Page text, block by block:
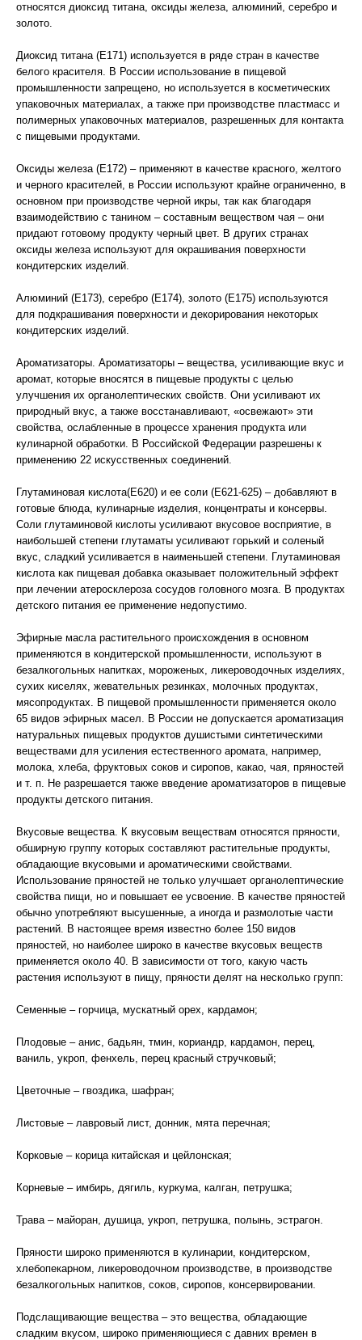
относятся диоксид титана, оксиды железа, алюминий, серебро и
золото.
Диоксид титана (Е171) используется в ряде стран в качестве
белого красителя. В России использование в пищевой
промышленности запрещено, но используется в косметических
упаковочных материалах, а также при производстве пластмасс и
полимерных упаковочных материалов, разрешенных для контакта
с пищевыми продуктами.
Оксиды железа (Е172) – применяют в качестве красного, желтого
и черного красителей, в России используют крайне ограниченно, в
основном при производстве черной икры, так как благодаря
взаимодействию с танином – составным веществом чая – они
придают готовому продукту черный цвет. В других странах
оксиды железа используют для окрашивания поверхности
кондитерских изделий.
Алюминий (Е173), серебро (Е174), золото (Е175) используются
для подкрашивания поверхности и декорирования некоторых
кондитерских изделий.
Ароматизаторы. Ароматизаторы – вещества, усиливающие вкус и
аромат, которые вносятся в пищевые продукты с целью
улучшения их органолептических свойств. Они усиливают их
природный вкус, а также восстанавливают, «освежают» эти
свойства, ослабленные в процессе хранения продукта или
кулинарной обработки. В Российской Федерации разрешены к
применению 22 искусственных соединений.
Глутаминовая кислота(Е620) и ее соли (Е621-625) – добавляют в
готовые блюда, кулинарные изделия, концентраты и консервы.
Соли глутаминовой кислоты усиливают вкусовое восприятие, в
наибольшей степени глутаматы усиливают горький и соленый
вкус, сладкий усиливается в наименьшей степени. Глутаминовая
кислота как пищевая добавка оказывает положительный эффект
при лечении атеросклероза сосудов головного мозга. В продуктах
детского питания ее применение недопустимо.
Эфирные масла растительного происхождения в основном
применяются в кондитерской промышленности, используют в
безалкогольных напитках, мороженых, ликероводочных изделиях,
сухих киселях, жевательных резинках, молочных продуктах,
мясопродуктах. В пищевой промышленности применяется около
65 видов эфирных масел. В России не допускается ароматизация
натуральных пищевых продуктов душистыми синтетическими
веществами для усиления естественного аромата, например,
молока, хлеба, фруктовых соков и сиропов, какао, чая, пряностей
и т. п. Не разрешается также введение ароматизаторов в пищевые
продукты детского питания.
Вкусовые вещества. К вкусовым веществам относятся пряности,
обширную группу которых составляют растительные продукты,
обладающие вкусовыми и ароматическими свойствами.
Использование пряностей не только улучшает органолептические
свойства пищи, но и повышает ее усвоение. В качестве пряностей
обычно употребляют высушенные, а иногда и размолотые части
растений. В настоящее время известно более 150 видов
пряностей, но наиболее широко в качестве вкусовых веществ
применяется около 40. В зависимости от того, какую часть
растения используют в пищу, пряности делят на несколько групп:
Семенные – горчица, мускатный орех, кардамон;
Плодовые – анис, бадьян, тмин, кориандр, кардамон, перец,
ваниль, укроп, фенхель, перец красный стручковый;
Цветочные – гвоздика, шафран;
Листовые – лавровый лист, донник, мята перечная;
Корковые – корица китайская и цейлонская;
Корневые – имбирь, дягиль, куркума, калган, петрушка;
Трава – майоран, душица, укроп, петрушка, полынь, эстрагон.
Пряности широко применяются в кулинарии, кондитерском,
хлебопекарном, ликероводочном производстве, в производстве
безалкогольных напитков, соков, сиропов, консервировании.
Подслащивающие вещества – это вещества, обладающие
сладким вкусом, широко применяющиеся с давних времен в